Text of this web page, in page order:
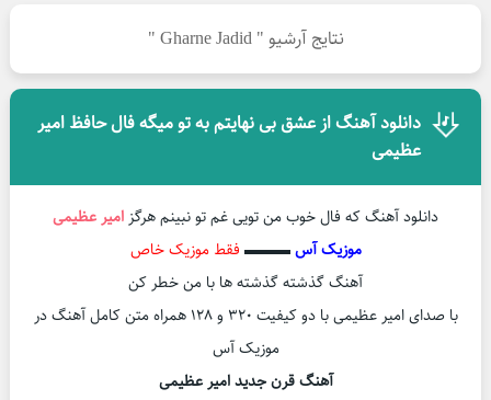
نتایج آرشیو " Gharne Jadid "
دانلود آهنگ از عشق بی نهایتم به تو میگه فال حافظ امیر
عظیمی
دانلود آهنگ که فال خوب من تویی غم تو نبینم هرگز امیر عظیمی
موزیک آس▬▬▬ فقط موزیک خاص
آهنگ گذشته گذشته ها با من خطر کن
با صدای امیر عظیمی با دو کیفیت ۳۲۰ و ۱۲۸ همراه متن کامل آهنگ در
موزیک آس
آهنگ قرن جدید امیر عظیمی